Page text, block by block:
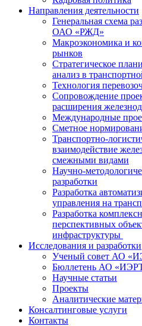
Направления деятельности
Генеральная схема
ОАО «РЖД»
Макроэкономика и
рынков
Стратегическое
анализ в
Технология
Сопровождение
расширения
Международные
Сметное
Транспортно-
взаимодействие
смежными видами
Научно-
разработки
Разработка
управления на
Разработка
перспективных
инфраструктуры
Исследования и разработки
Ученый совет АО
Бюллетень АО
Научные статьи
Проекты
Аналитические
Консалтинговые услуги
Контакты